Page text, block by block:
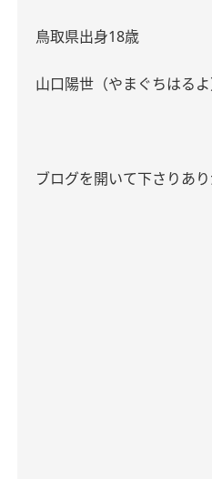
鳥取県出身18歳
山口陽世（やまぐちはるよ
ブログを開いて下さりあ